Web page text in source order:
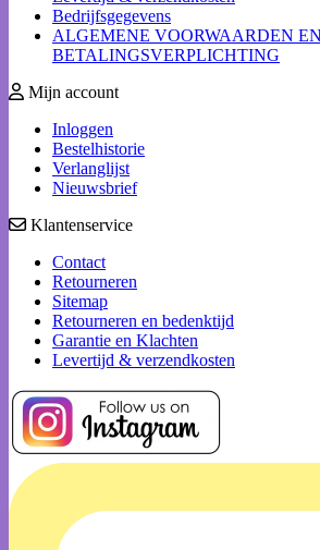
Bedrijfsgegevens
ALGEMENE VOORWAARDEN
BETALINGSVERPLICHTING
Mijn account
Inloggen
Bestelhistorie
Verlanglijst
Nieuwsbrief
Klantenservice
Contact
Retourneren
Sitemap
Retourneren en bedenktijd
Garantie en Klachten
Levertijd & verzendkosten